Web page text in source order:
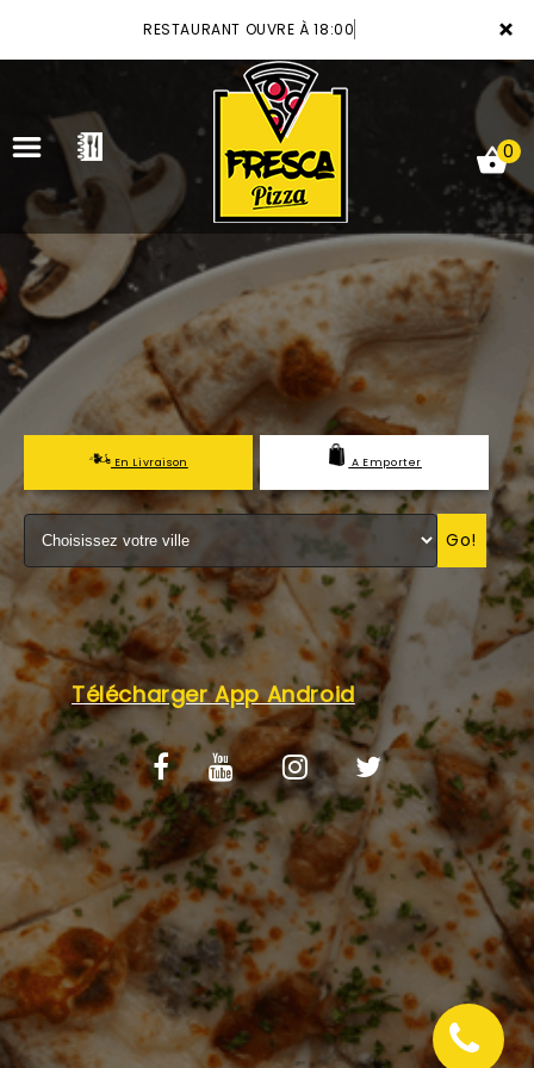
×
RESTAURANT OUVRE À 18:00
ACCUEIL
LA CARTE
VOTRE COMPTE
NOTRE RESTAURANT
MENTIONS LÉGALES
C.G.V
0
En Livraison A Emporter
Go!
Télécharger App Android